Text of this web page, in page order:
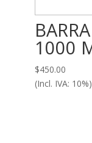
1000
$450.00
(Incl. IVA: 10%)